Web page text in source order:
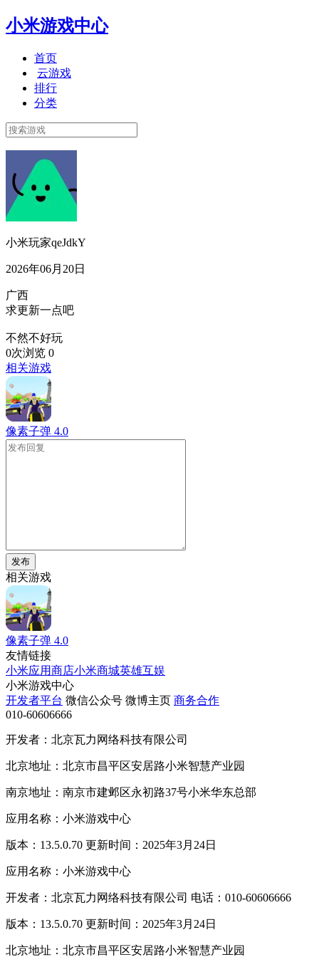
小米游戏中心
首页
云游戏
排行
分类
小米玩家qeJdkY
2026年06月20日
广西
求更新一点吧
不然不好玩
0次浏览 0
相关游戏
像素子弹 4.0
发布
相关游戏
像素子弹 4.0
友情链接
小米应用商店小米商城英雄互娱
小米游戏中心
开发者平台 微信公众号 微博主页 商务合作
010-60606666
开发者：北京瓦力网络科技有限公司
北京地址：北京市昌平区安居路小米智慧产业园
南京地址：南京市建邺区永初路37号小米华东总部
应用名称：小米游戏中心
版本：13.5.0.70 更新时间：2025年3月24日
应用名称：小米游戏中心
开发者：北京瓦力网络科技有限公司 电话：010-60606666
版本：13.5.0.70 更新时间：2025年3月24日
北京地址：北京市昌平区安居路小米智慧产业园